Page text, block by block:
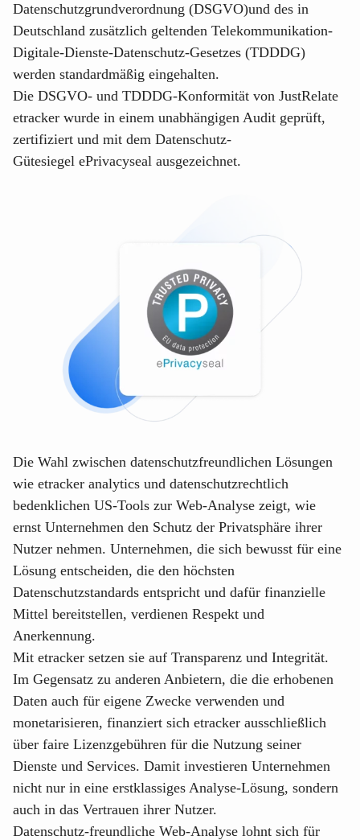
Datenschutzgrundverordnung (DSGVO)und des in
Deutschland zusätzlich geltenden Telekommunikation-
Digitale-Dienste-Datenschutz-Gesetzes (TDDDG)
werden standardmäßig eingehalten.
Die DSGVO- und TDDDG-Konformität von JustRelate
etracker wurde in einem unabhängigen Audit geprüft,
zertifiziert und mit dem Datenschutz-
Gütesiegel ePrivacyseal ausgezeichnet.
Die Wahl zwischen datenschutzfreundlichen Lösungen
wie etracker analytics und datenschutzrechtlich
bedenklichen US-Tools zur Web-Analyse zeigt, wie
ernst Unternehmen den Schutz der Privatsphäre ihrer
Nutzer nehmen. Unternehmen, die sich bewusst für eine
Lösung entscheiden, die den höchsten
Datenschutzstandards entspricht und dafür finanzielle
Mittel bereitstellen, verdienen Respekt und
Anerkennung.
Mit etracker setzen sie auf Transparenz und Integrität.
Im Gegensatz zu anderen Anbietern, die die erhobenen
Daten auch für eigene Zwecke verwenden und
monetarisieren, finanziert sich etracker ausschließlich
über faire Lizenzgebühren für die Nutzung seiner
Dienste und Services. Damit investieren Unternehmen
nicht nur in eine erstklassiges Analyse-Lösung, sondern
auch in das Vertrauen ihrer Nutzer.
Datenschutz-freundliche Web-Analyse lohnt sich für